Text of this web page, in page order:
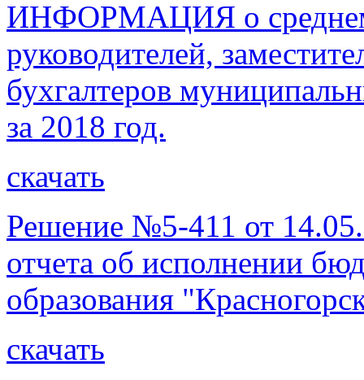
ИНФОРМАЦИЯ о
руководителей,
бухгалтеров
за 2018 год.
скачать
Решение №5-411 от
отчета об исполнении
образования
скачать